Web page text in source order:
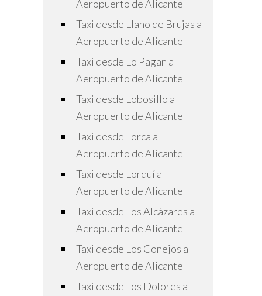
Aeropuerto de Alicante
Taxi desde Llano de Brujas a
Aeropuerto de Alicante
Taxi desde Lo Pagan a
Aeropuerto de Alicante
Taxi desde Lobosillo a
Aeropuerto de Alicante
Taxi desde Lorca a
Aeropuerto de Alicante
Taxi desde Lorquí a
Aeropuerto de Alicante
Taxi desde Los Alcázares a
Aeropuerto de Alicante
Taxi desde Los Conejos a
Aeropuerto de Alicante
Taxi desde Los Dolores a